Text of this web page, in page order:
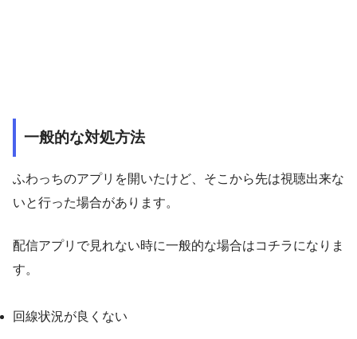
一般的な対処方法
ふわっちのアプリを開いたけど、そこから先は視聴出来な
いと行った場合があります。
配信アプリで見れない時に一般的な場合はコチラになりま
す。
回線状況が良くない